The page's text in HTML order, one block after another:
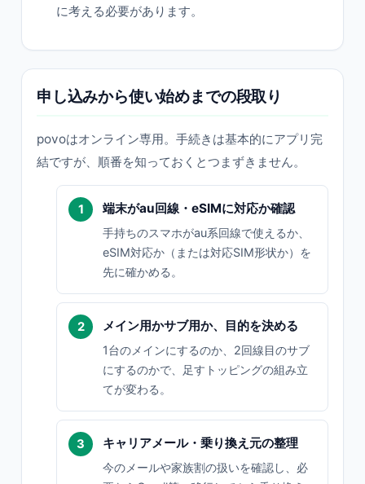
に考える必要があります。
申し込みから使い始めまでの段取り
povoはオンライン専用。手続きは基本的にアプリ完
結ですが、順番を知っておくとつまずきません。
端末がau回線・eSIMに対応か確認
手持ちのスマホがau系回線で使えるか、
eSIM対応か（または対応SIM形状か）を
先に確かめる。
メイン用かサブ用か、目的を決める
1台のメインにするのか、2回線目のサブ
にするのかで、足すトッピングの組み立
てが変わる。
キャリアメール・乗り換え元の整理
今のメールや家族割の扱いを確認し、必